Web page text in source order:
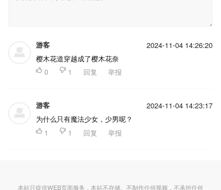
游客 2024-11-04 14:26:20
樱木花道穿越成了樱木花奈
 0  1 回复 举报
游客 2024-11-04 14:23:17
为什么只有魔法少女，少男呢？
 1  1 回复 举报
本站只提供WEB页面服务，本站不存储、不制作任何视频，不承担任何